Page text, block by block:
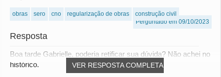
obras sero cno regularização de obras
construção civil
Perguntado em 09/10/2023
Resposta
VER RESPOSTA COMPLETA
Boa tarde Gabrielle, poderia retificar sua dúvida? Não achei no
histórico.